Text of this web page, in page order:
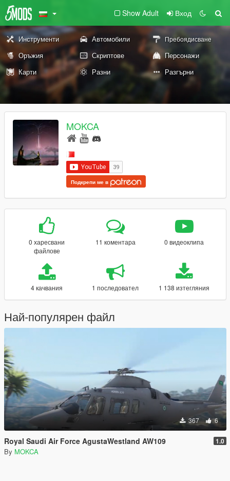
Show Adult Вход
Инструменти Автомобили Пребоядисване
Оръжия Скриптове
Персонажи
Карти
Разни Разгърни
MOKCA
Подкрепи ме в
0 харесвани
файлове
11 коментара 0 видеоклипа
4 качвания 1 последовател 1 138 изтегляния
Най-популярен файл
367 6
Royal Saudi Air Force AgustaWestland AW109 1.0
By MOKCA